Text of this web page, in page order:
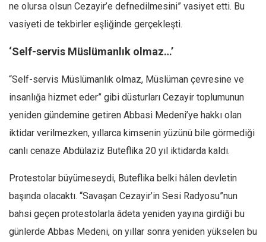
ne olursa olsun Cezayir’e defnedilmesini” vasiyet etti. Bu
vasiyeti de tekbirler eşliğinde gerçekleşti.
‘Self-servis Müslümanlık olmaz…’
“Self-servis Müslümanlık olmaz, Müslüman çevresine ve
insanlığa hizmet eder” gibi düsturları Cezayir toplumunun
yeniden gündemine getiren Abbasi Medeni’ye hakkı olan
iktidar verilmezken, yıllarca kimsenin yüzünü bile görmediği
canlı cenaze Abdülaziz Buteflika 20 yıl iktidarda kaldı.
Protestolar büyümeseydi, Buteflika belki hâlen devletin
başında olacaktı. “Savaşan Cezayir’in Sesi Radyosu”nun
bahsi geçen protestolarla âdeta yeniden yayına girdiği bu
günlerde Abbas Medeni, on yıllar sonra yeniden yükselen bu